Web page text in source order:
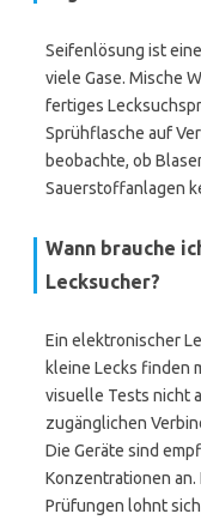
Seifenlösung ist
viele Gase. Mische
fertiges
Sprühflasche auf
beobachte, ob
Sauerstoffanlagen
Wann brauche
Lecksucher?
Ein elektronischer
kleine Lecks finden
visuelle Tests nicht
zugänglichen
Die Geräte sind
Konzentrationen
Prüfungen lohnt